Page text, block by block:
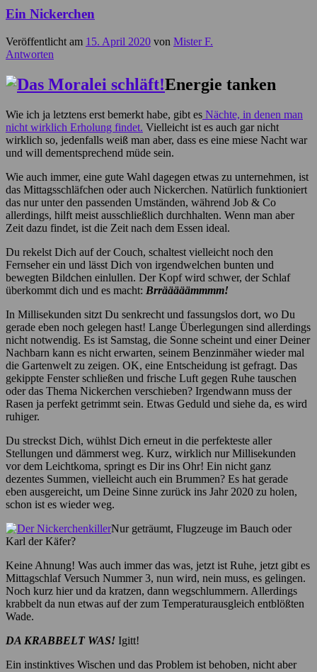
Ein Nickerchen
Veröffentlicht am 15. April 2020 von Mister F.
Antworten
Energie tanken
Wie ich ja letztens erst bemerkt habe, gibt es Nächte, in denen man
nicht wirklich Erholung findet. Vielleicht ist es auch gar nicht
wirklich so, jedenfalls weiß man aber, dass es eine miese Nacht war
und will dementsprechend müde sein.
Wie auch immer, eine gute Wahl dagegen etwas zu unternehmen, ist
das Mittagsschläfchen oder auch Nickerchen. Natürlich funktioniert
das nur unter den passenden Umständen, während Job & Co
allerdings, hilft meist ausschließlich durchhalten. Wenn man aber
Zeit dazu findet, ist die Zeit nach dem Essen ideal.
Du rekelst Dich auf der Couch, schaltest vielleicht noch den
Fernseher ein und lässt Dich von irgendwelchen bunten und
bewegten Bildchen einlullen. Der Kopf wird schwer, der Schlaf
überkommt dich und es macht: Brrääääämmmm!
In Millisekunden sitzt Du senkrecht und fassungslos dort, wo Du
gerade eben noch gelegen hast! Lange Überlegungen sind allerdings
nicht notwendig. Es ist Samstag, die Sonne scheint und einer Deiner
Nachbarn kann es nicht erwarten, seinem Benzinmäher wieder mal
die Gartenwelt zu zeigen. OK, eine Entscheidung ist gefragt. Das
gekippte Fenster schließen und frische Luft gegen Ruhe tauschen
oder das Thema Nickerchen verschieben? Irgendwann muss der
Rasen ja perfekt getrimmt sein. Etwas Geduld und siehe da, es wird
ruhiger.
Du streckst Dich, wühlst Dich erneut in die perfekteste aller
Stellungen und dämmerst weg. Kurz, wirklich nur Millisekunden
vor dem Leichtkoma, springt es Dir ins Ohr! Ein nicht ganz
dezentes Summen, vielleicht auch ein Brummen? Es hat gerade
eben ausgereicht, um Deine Sinne zurück ins Jahr 2020 zu holen,
schon ist es wieder weg.
Nur geträumt, Flugzeuge im Bauch oder
Karl der Käfer?
Keine Ahnung! Was auch immer das was, jetzt ist Ruhe, jetzt gibt es
Mittagschlaf Versuch Nummer 3, nun wird, nein muss, es gelingen.
Noch kurz hier und da kratzen, dann wegschlummern. Allerdings
krabbelt da nun etwas auf der zum Temperaturausgleich entblößten
Wade.
DA KRABBELT WAS! Igitt!
Ein instinktives Wischen und das Problem ist behoben, nicht aber